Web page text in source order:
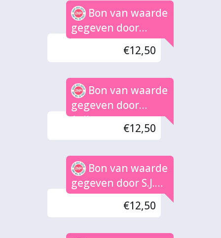
Bon van waarde
gegeven door
Erwin
€12,50
Bon van waarde
gegeven door
Aalberts
€12,50
Bon van waarde
gegeven door S.J.
de Groot
€12,50